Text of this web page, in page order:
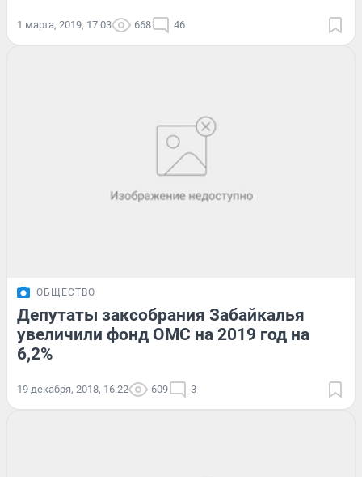
1 марта, 2019, 17:03 668 46
ОБЩЕСТВО
Депутаты заксобрания Забайкалья
увеличили фонд ОМС на 2019 год на
6,2%
19 декабря, 2018, 16:22 609 3